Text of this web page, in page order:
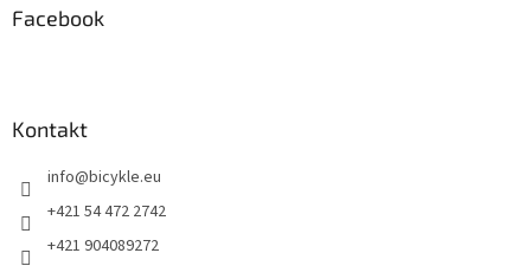
Facebook
Kontakt
info@bicykle.eu
+421 54 472 2742
+421 904089272